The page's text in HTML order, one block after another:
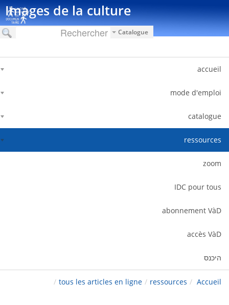
Images de la culture
Catalogue
accueil
mode d'emploi
catalogue
ressources
zoom
IDC pour tous
abonnement VàD
accès VàD
היכנס
Accueil
/
ressources
/
tous les articles en ligne
/